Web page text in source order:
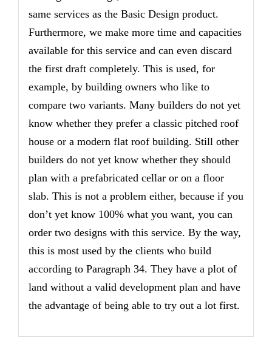
same services as the Basic Design product.
Furthermore, we make more time and capacities
available for this service and can even discard
the first draft completely. This is used, for
example, by building owners who like to
compare two variants. Many builders do not yet
know whether they prefer a classic pitched roof
house or a modern flat roof building. Still other
builders do not yet know whether they should
plan with a prefabricated cellar or on a floor
slab. This is not a problem either, because if you
don’t yet know 100% what you want, you can
order two designs with this service. By the way,
this is most used by the clients who build
according to Paragraph 34. They have a plot of
land without a valid development plan and have
the advantage of being able to try out a lot first.